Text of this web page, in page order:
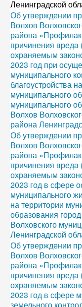
Ленинградской
Об утверждении
Волхов
района
причинения вреда
охраняемым
2023 год при
муниципального
благоустройства
муниципального
муниципального
Волхов
района
Об утверждении
Волхов
района
причинения вреда
охраняемым
2023 год в сфере
муниципального
на территории
образования
Волховского
Ленинградской
Об утверждении
Волхов
района
причинения вреда
охраняемым
2023 год в сфере